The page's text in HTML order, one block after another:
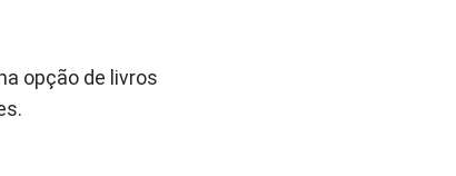
opção de livros